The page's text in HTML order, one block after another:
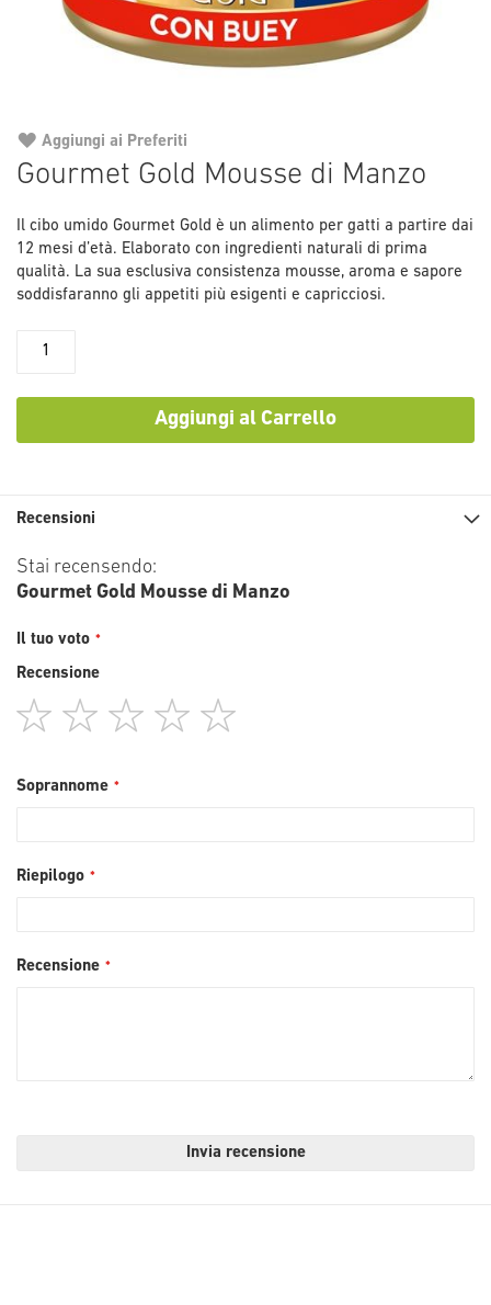
Gourmet Gold Mousse di Manzo
Il cibo umido Gourmet Gold è un alimento per gatti a partire dai
12 mesi d’età. Elaborato con ingredienti naturali di prima
qualità. La sua esclusiva consistenza mousse, aroma e sapore
soddisfaranno gli appetiti più esigenti e capricciosi.
Aggiungi al Carrello
Aggiungi ai Preferiti
all'inizio
galleria
di
immagini
Recensioni
Stai recensendo:
Gourmet Gold Mousse di Manzo
Il tuo voto
Recensione
1
star
2
stars
3
stars
4
stars
Soprannome
Riepilogo
Recensione
Invia recensione